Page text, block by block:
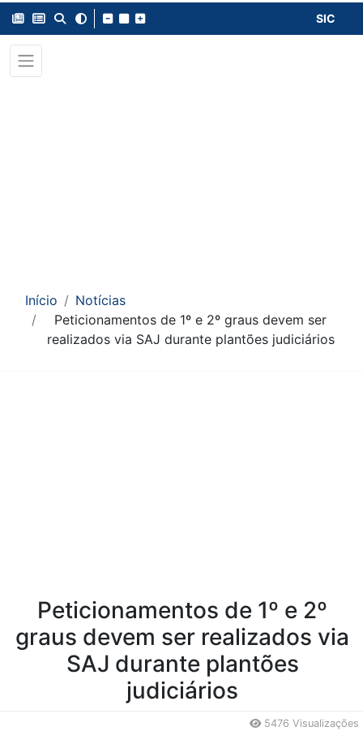
SIC
Início
Notícias
Peticionamentos de 1º e 2º graus devem ser
realizados via SAJ durante plantões judiciários
Peticionamentos de 1º e 2º
graus devem ser realizados via
SAJ durante plantões
judiciários
5476 Visualizações